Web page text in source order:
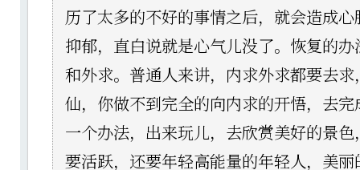
历了太多的不好的事情之后，就会造成
抑郁，直白说就是心气儿没了。恢复的
和外求。普通人来讲，内求外求都要去
仙，你做不到完全的向内求的开悟，去
一个办法，出来玩儿，去欣赏美好的景
要活跃，还要年轻高能量的年轻人，美